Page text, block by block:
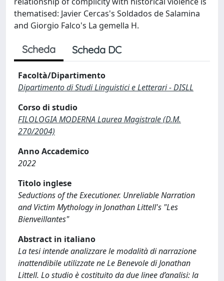
thematised: Javier Cercas's Soldados de Salamina
and Giorgio Falco's La gemella H.
Scheda Scheda DC
Facoltà/Dipartimento
Dipartimento di Studi Linguistici e Letterari - DISLL
Corso di studio
FILOLOGIA MODERNA Laurea Magistrale (D.M.
270/2004)
Anno Accademico
2022
Titolo inglese
Seductions of the Executioner. Unreliable Narration
and Victim Mythology in Jonathan Littell's "Les
Bienveillantes"
Abstract in italiano
La tesi intende analizzare le modalità di narrazione
inattendibile utilizzate ne Le Benevole di Jonathan
Littell. Lo studio è costituito da due linee d’analisi: la